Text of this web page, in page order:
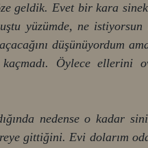
geldik. Evet bir kara
yüzümde, ne istiyorsun
düşünüyordum
Öylece ellerini
nedense o kadar
gittiğini. Evi dolarım